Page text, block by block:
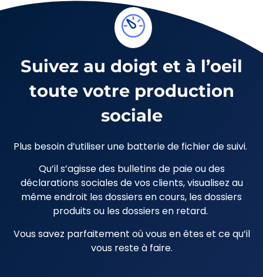
Suivez au doigt et à l’oeil
toute votre production
sociale
Plus besoin d’utiliser une batterie de fichier de suivi.
Qu’il s’agisse des bulletins de paie ou des
déclarations sociales de vos clients, visualisez au
même endroit les dossiers en cours, les dossiers
produits ou les dossiers en retard.
Vous savez parfaitement où vous en êtes et ce qu’il
vous reste à faire.